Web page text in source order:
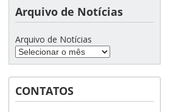
Arquivo de Notícias
Arquivo de Notícias
CONTATOS